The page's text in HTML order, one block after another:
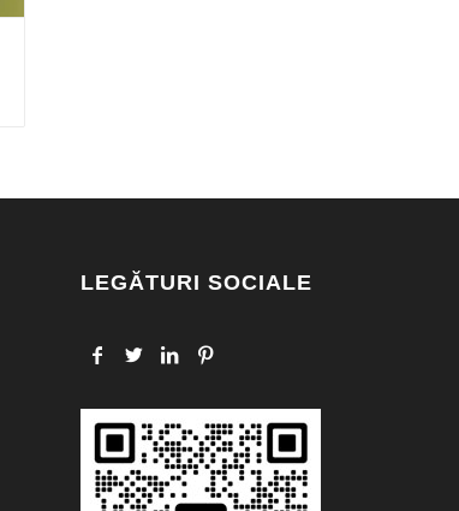
LEGĂTURI SOCIALE